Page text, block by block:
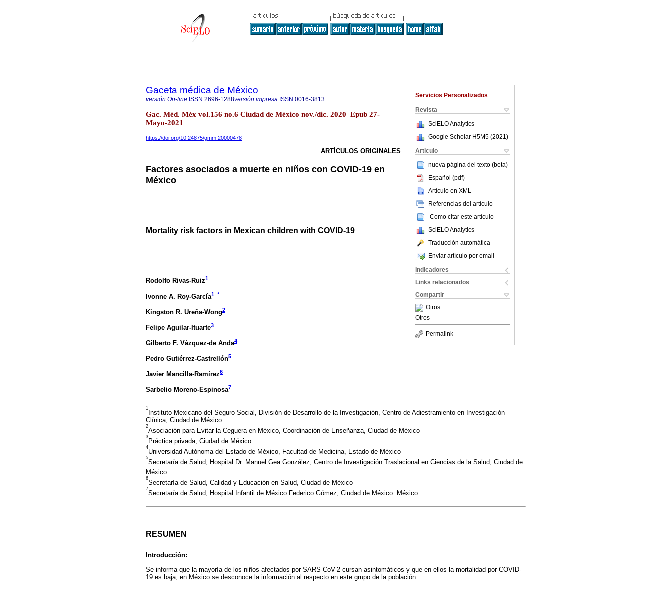
Servicios Personalizados
Revista
SciELO Analytics
Google Scholar H5M5 (2021 )
Articulo
nueva página del texto (beta)
Español (pdf)
Artículo en XML
Referencias del artículo
Como citar este artículo
SciELO Analytics
Traducción automática
Enviar artículo por email
Indicadores
Links relacionados
Compartir
Otros
Otros
Permalink
Gaceta médica de México
versión On-line ISSN 2696-1288versión impresa ISSN 0016-3813
Gac. Méd. Méx vol.156 no.6 Ciudad de México nov./dic. 2020 Epub 27-
Mayo-2021
https://doi.org/10.24875/gmm.20000478
ARTÍCULOS ORIGINALES
Factores asociados a muerte en niños con COVID-19 en
México
Mortality risk factors in Mexican children with COVID-19
Rodolfo Rivas-Ruiz1
Ivonne A. Roy-García1 *
Kingston R. Ureña-Wong2
Felipe Aguilar-Ituarte3
Gilberto F. Vázquez-de Anda4
Pedro Gutiérrez-Castrellón5
Javier Mancilla-Ramírez6
Sarbelio Moreno-Espinosa7
1
Instituto Mexicano del Seguro Social, División de Desarrollo de la Investigación, Centro de Adiestramiento en Investigación
Clínica, Ciudad de México
2
Asociación para Evitar la Ceguera en México, Coordinación de Enseñanza, Ciudad de México
3
Práctica privada, Ciudad de México
4
Universidad Autónoma del Estado de México, Facultad de Medicina, Estado de México
5
Secretaría de Salud, Hospital Dr. Manuel Gea González, Centro de Investigación Traslacional en Ciencias de la Salud, Ciudad de
México
6
Secretaría de Salud, Calidad y Educación en Salud, Ciudad de México
7
Secretaría de Salud, Hospital Infantil de México Federico Gómez, Ciudad de México. México
RESUMEN
Introducción:
Se informa que la mayoría de los niños afectados por SARS-CoV-2 cursan asintomáticos y que en ellos la mortalidad por COVID-
19 es baja; en México se desconoce la información al respecto en este grupo de la población.